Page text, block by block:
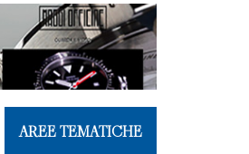
AREE TEMATICHE